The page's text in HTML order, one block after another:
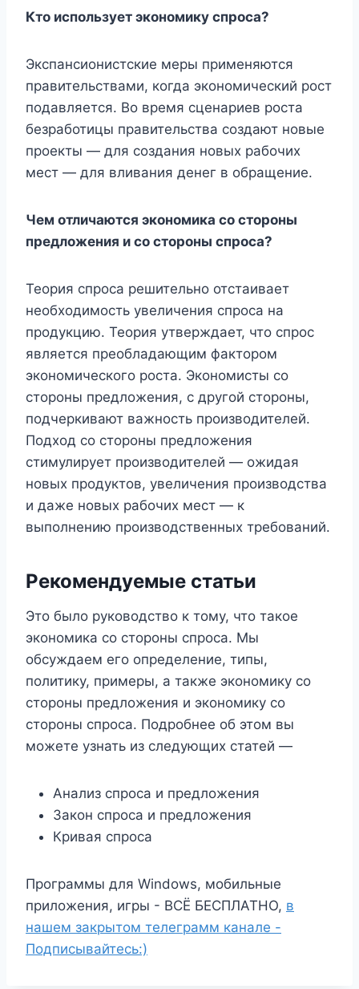
Кто использует экономику спроса?
Экспансионистские меры применяются
правительствами, когда экономический рост
подавляется. Во время сценариев роста
безработицы правительства создают новые
проекты — для создания новых рабочих
мест — для вливания денег в обращение.
Чем отличаются экономика со стороны
предложения и со стороны спроса?
Теория спроса решительно отстаивает
необходимость увеличения спроса на
продукцию. Теория утверждает, что спрос
является преобладающим фактором
экономического роста. Экономисты со
стороны предложения, с другой стороны,
подчеркивают важность производителей.
Подход со стороны предложения
стимулирует производителей — ожидая
новых продуктов, увеличения производства
и даже новых рабочих мест — к
выполнению производственных требований.
Рекомендуемые статьи
Это было руководство к тому, что такое
экономика со стороны спроса. Мы
обсуждаем его определение, типы,
политику, примеры, а также экономику со
стороны предложения и экономику со
стороны спроса. Подробнее об этом вы
можете узнать из следующих статей —
Анализ спроса и предложения
Закон спроса и предложения
Кривая спроса
Программы для Windows, мобильные
приложения, игры - ВСЁ БЕСПЛАТНО, в
нашем закрытом телеграмм канале -
Подписывайтесь:)